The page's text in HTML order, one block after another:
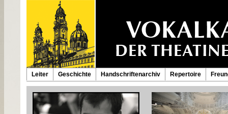
Leiter Geschichte Handschriftenarchiv Repertoire